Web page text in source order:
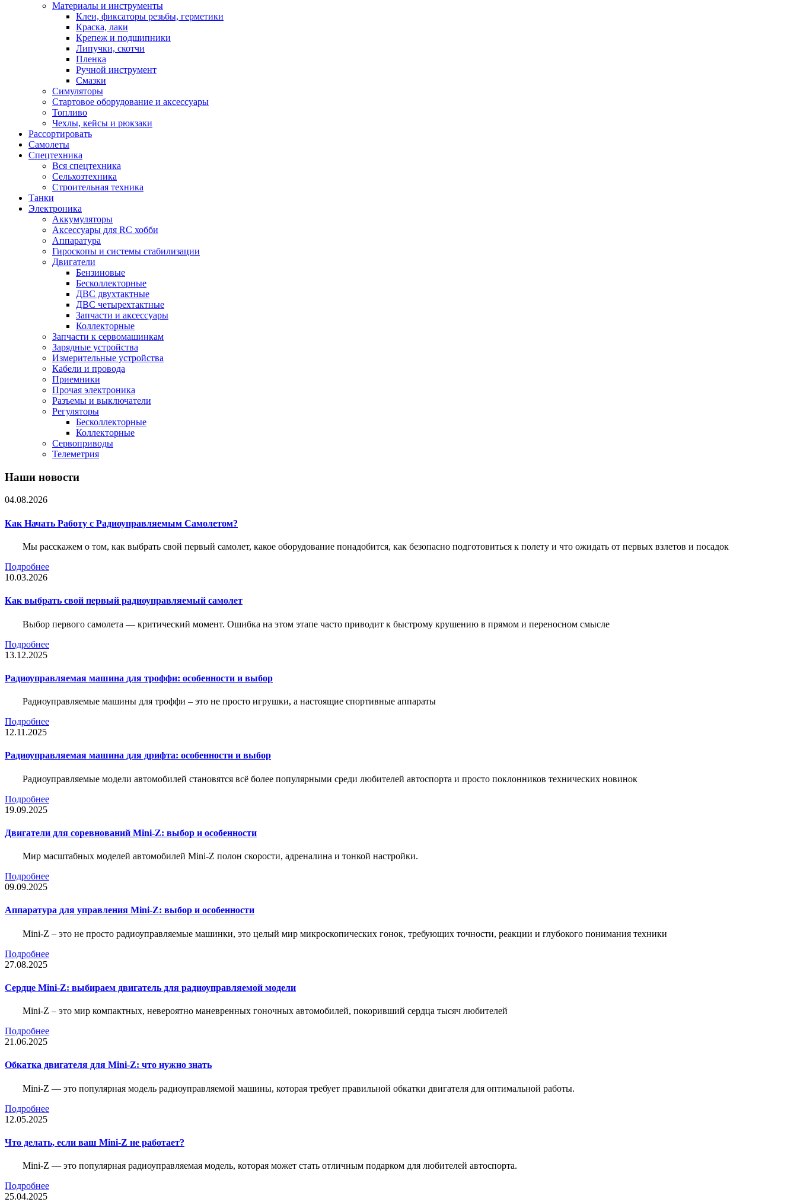
Материалы и инструменты
Клеи, фиксаторы резьбы, герметики
Краска, лаки
Крепеж и подшипники
Липучки, скотчи
Пленка
Ручной инструмент
Смазки
Симуляторы
Стартовое оборудование и аксессуары
Топливо
Чехлы, кейсы и рюкзаки
Рассортировать
Самолеты
Спецтехника
Вся спецтехника
Сельхозтехника
Строительная техника
Танки
Электроника
Аккумуляторы
Аксессуары для RC хобби
Аппаратура
Гироскопы и системы стабилизации
Двигатели
Бензиновые
Бесколлекторные
ДВС двухтактные
ДВС четырехтактные
Запчасти и аксессуары
Коллекторные
Запчасти к сервомашинкам
Зарядные устройства
Измерительные устройства
Кабели и провода
Приемники
Прочая электроника
Разъемы и выключатели
Регуляторы
Бесколлекторные
Коллекторные
Сервоприводы
Телеметрия
Наши новости
04.08.2026
Как Начать Работу с Радиоуправляемым Самолетом?
Мы расскажем о том, как выбрать свой первый самолет, какое оборудование понадобится, как безопасно подготовиться к полету и что ожидать от первых взлетов и посадок
Подробнее
10.03.2026
Как выбрать свой первый радиоуправляемый самолет
Выбор первого самолета — критический момент. Ошибка на этом этапе часто приводит к быстрому крушению в прямом и переносном смысле
Подробнее
13.12.2025
Радиоуправляемая машина для троффи: особенности и выбор
Радиоуправляемые машины для троффи – это не просто игрушки, а настоящие спортивные аппараты
Подробнее
12.11.2025
Радиоуправляемая машина для дрифта: особенности и выбор
Радиоуправляемые модели автомобилей становятся всё более популярными среди любителей автоспорта и просто поклонников технических новинок
Подробнее
19.09.2025
Двигатели для соревнований Mini-Z: выбор и особенности
Мир масштабных моделей автомобилей Mini-Z полон скорости, адреналина и тонкой настройки.
Подробнее
09.09.2025
Аппаратура для управления Mini-Z: выбор и особенности
Mini-Z – это не просто радиоуправляемые машинки, это целый мир микроскопических гонок, требующих точности, реакции и глубокого понимания техники
Подробнее
27.08.2025
Сердце Mini-Z: выбираем двигатель для радиоуправляемой модели
Mini-Z – это мир компактных, невероятно маневренных гоночных автомобилей, покоривший сердца тысяч любителей
Подробнее
21.06.2025
Обкатка двигателя для Mini-Z: что нужно знать
Mini-Z — это популярная модель радиоуправляемой машины, которая требует правильной обкатки двигателя для оптимальной работы.
Подробнее
12.05.2025
Что делать, если ваш Mini-Z не работает?
Mini-Z — это популярная радиоуправляемая модель, которая может стать отличным подарком для любителей автоспорта.
Подробнее
25.04.2025